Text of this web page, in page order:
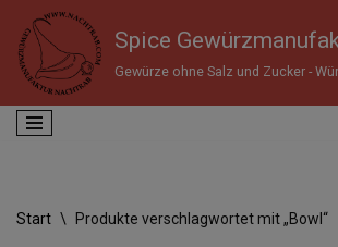
Zum
Inhalt
springen
Spice
Gewürze ohne Salz und Zucker -
Start \ Produkte verschlagwortet mit „Bowl“